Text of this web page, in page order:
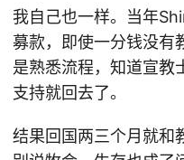
我自己也一样。当年
募款，即使一分钱没有
是熟悉流程，知道宣教
支持就回去了。
结果回国两三个月就和